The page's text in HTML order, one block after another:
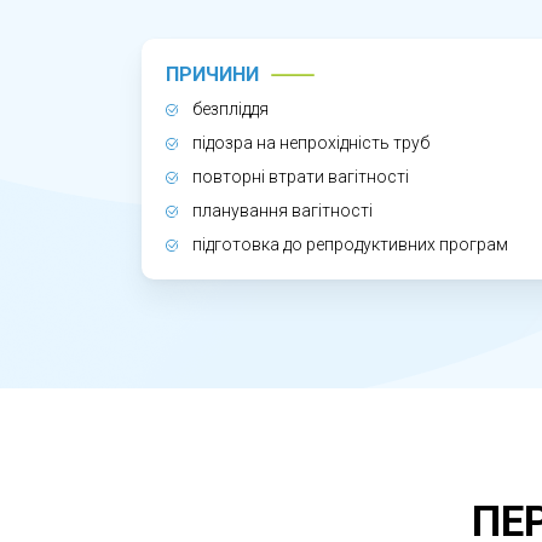
Прохідність маткових труб і стан
Гістеросальпінгоскопія дозволяє
проведення дослідження допомагає
ПРИЧИНИ
безпліддя
підозра на непрохідність труб
повторні втрати вагітності
планування вагітності
підготовка до репродуктивних програм